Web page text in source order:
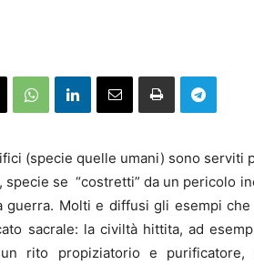
(specie quelle umani) sono serviti
se “costretti” da un pericolo
guerra. Molti e diffusi gli esempi
sacrale: la civiltà hittita, ad
rito propiziatorio e purificatore,